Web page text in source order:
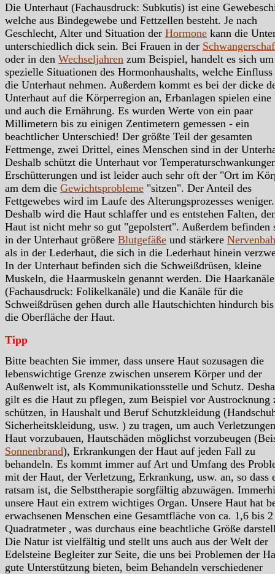
Die Unterhaut (Fachausdruck: Subkutis) ist eine
welche aus Bindegewebe und Fettzellen besteht. Je nach
Geschlecht, Alter und Situation der Hormone kann die
unterschiedlich dick sein. Bei Frauen in der
oder in den Wechseljahren zum Beispiel, handelt es sich um
spezielle Situationen des Hormonhaushalts, welche
die Unterhaut nehmen. Außerdem kommt es bei der dicke
Unterhaut auf die Körperregion an, Erbanlagen spielen eine
und auch die Ernährung. Es wurden Werte von ein paar
Millimetern bis zu einigen Zentimetern gemessen - ein
beachtlicher Unterschied! Der größte Teil der gesamten
Fettmenge, zwei Drittel, eines Menschen sind in der
Deshalb schützt die Unterhaut vor
Erschütterungen und ist leider auch sehr oft der "Ort im
am dem die Gewichtsprobleme "sitzen". Der Anteil des
Fettgewebes wird im Laufe des Alterungsprozesses weniger.
Deshalb wird die Haut schlaffer und es entstehen Falten,
Haut ist nicht mehr so gut "gepolstert". Außerdem befinden
in der Unterhaut größere Blutgefäße und stärkere
als in der Lederhaut, die sich in die Lederhaut hinein
In der Unterhaut befinden sich die Schweißdrüsen, kleine
Muskeln, die Haarmuskeln genannt werden. Die Haarkanäle
(Fachausdruck: Folikelkanäle) und die Kanäle für die
Schweißdrüsen gehen durch alle Hautschichten hindurch
die Oberfläche der Haut.
Tipp
Bitte beachten Sie immer, dass unsere Haut sozusagen die
lebenswichtige Grenze zwischen unserem Körper und der
Außenwelt ist, als Kommunikationsstelle und Schutz.
gilt es die Haut zu pflegen, zum Beispiel vor Austrocknung
schützen, in Haushalt und Beruf Schutzkleidung
Sicherheitskleidung, usw. ) zu tragen, um auch
Haut vorzubauen, Hautschäden möglichst vorzubeugen
Sonnenbrand), Erkrankungen der Haut auf jeden Fall zu
behandeln. Es kommt immer auf Art und Umfang des
mit der Haut, der Verletzung, Erkrankung, usw. an, so dass
ratsam ist, die Selbsttherapie sorgfältig abzuwägen.
unsere Haut ein extrem wichtiges Organ. Unsere Haut hat
erwachsenen Menschen eine Gesamtfläche von ca. 1,6 bis 2
Quadratmeter , was durchaus eine beachtliche Größe
Die Natur ist vielfältig und stellt uns auch aus der Welt der
Edelsteine Begleiter zur Seite, die uns bei Problemen der
gute Unterstützung bieten, beim Behandeln verschiedener